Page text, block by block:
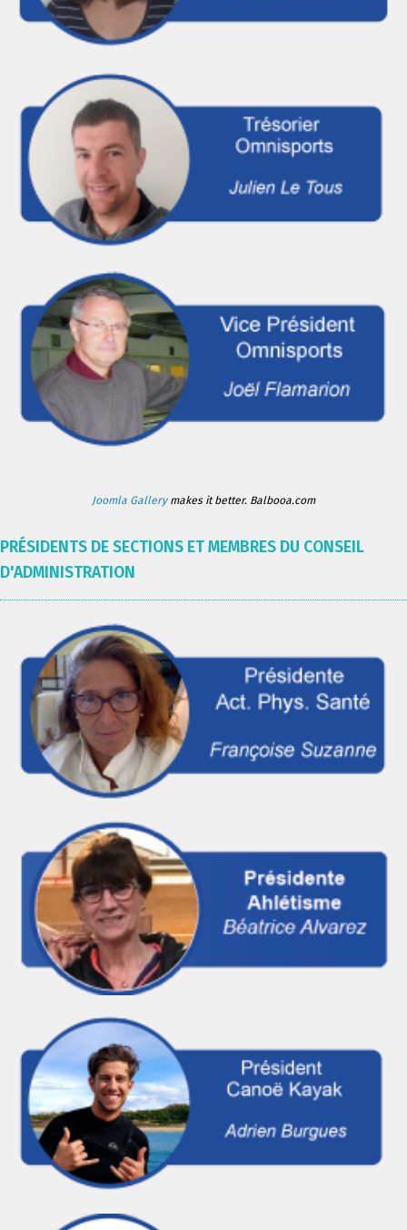
Joomla Gallerymakes it better. Balbooa.com
PRÉSIDENTS DE SECTIONS ET MEMBRES DU CONSEIL
D'ADMINISTRATION